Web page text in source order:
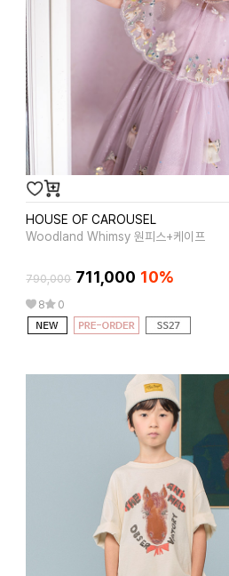
HOUSE OF CAROUSEL
Woodland Whimsy 원피스+케이프
790,000 711,000 10%
8 0